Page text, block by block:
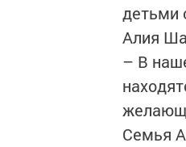
детьми
Алия
– В
Семья